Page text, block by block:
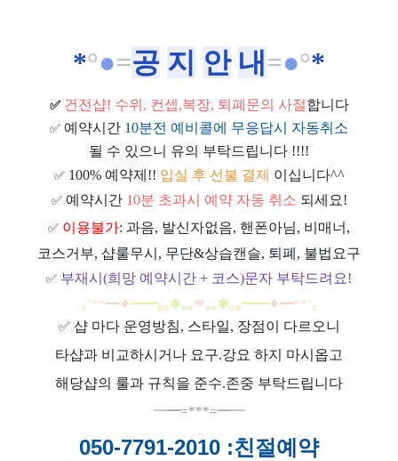
*​°●=공 지 안 내 =●°*
✅ 건전샵! 수위, 컨셉,복장, 퇴폐문의 사절합니다
✅ 예약시간 10분전 예비콜에 무응답시 자동취소
될 수 있으니 유의 부탁드립니다 !!!!
✅ 100% 예약제!! 입실 후 선불 결제 이십니다^^
✅ 예약시간 10분 초과시 예약 자동 취소 되세요!
✅ 이용불가: 과음, 발신자없음, 핸폰아님, 비매너,
코스거부, 샵룰무시, 무단&상습캔슬, 퇴폐, 불법요구
✅ 부재시(희망 예약시간 + 코스)문자 부탁드려요!
｡˚**━✦━━｡｡✱｡｡❤｡｡✱｡｡━━✦━**˚｡
✅ 샵 마다 운영방침, 스타일, 장점이 다르오니
타샵과 비교하시거나 요구.강요 하지 마시옵고
해당샵의 룰과 규칙을 준수.존중 부탁드립니다
━━=***=━━
050-7791-2010 :친절예약